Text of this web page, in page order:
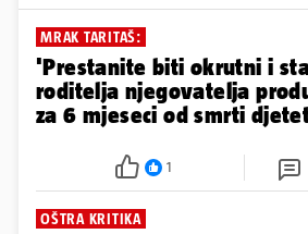
MRAK TARITAŠ:
'Prestanite biti okrutni i
roditelja njegovatelja
za 6 mjeseci od smrti
1
OŠTRA KRITIKA